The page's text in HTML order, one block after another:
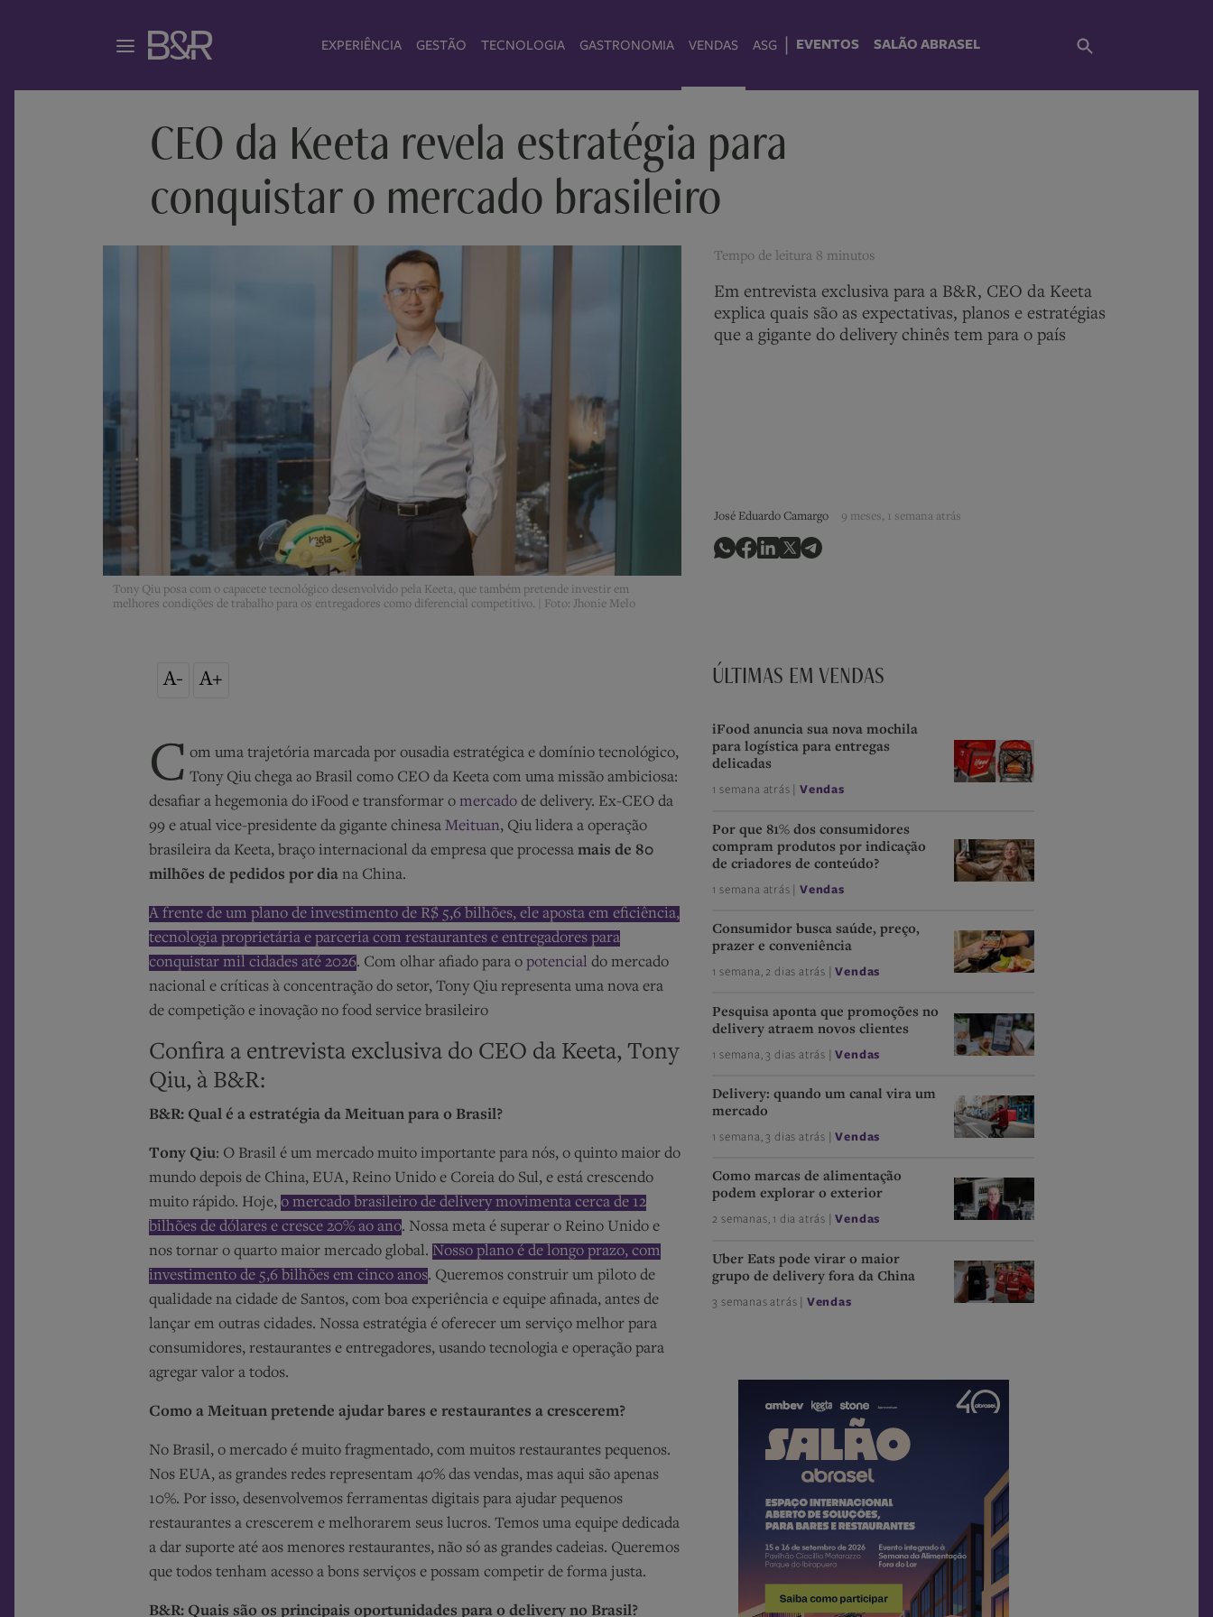
EXPERIÊNCIA GESTÃO TECNOLOGIA GASTRONOMIA VENDAS ASG | EVENTOS SALÃO ABRASEL
CEO da Keeta revela estratégia para
conquistar o mercado brasileiro
Tony Qiu posa com o capacete tecnológico desenvolvido pela Keeta, que também pretende investir em
melhores condições de trabalho para os entregadores como diferencial competitivo. | Foto: Jhonie Melo
Tempo de leitura 8 minutos
Em entrevista exclusiva para a B&R, CEO da Keeta
explica quais são as expectativas, planos e estratégias
que a gigante do delivery chinês tem para o país
José Eduardo Camargo 9 meses, 1 semana atrás
A- A+
C om uma trajetória marcada por ousadia estratégica e domínio tecnológico,
Tony Qiu chega ao Brasil como CEO da Keeta com uma missão ambiciosa:
desafiar a hegemonia do iFood e transformar o mercado de delivery. Ex-CEO da
99 e atual vice-presidente da gigante chinesa Meituan, Qiu lidera a operação
brasileira da Keeta, braço internacional da empresa que processa mais de 80
milhões de pedidos por dia na China.
À frente de um plano de investimento de R$ 5,6 bilhões, ele aposta em eficiência,
tecnologia proprietária e parceria com restaurantes e entregadores para
conquistar mil cidades até 2026. Com olhar afiado para o potencial do mercado
nacional e críticas à concentração do setor, Tony Qiu representa uma nova era
de competição e inovação no food service brasileiro
Confira a entrevista exclusiva do CEO da Keeta, Tony
Qiu, à B&R:
B&R: Qual é a estratégia da Meituan para o Brasil?
Tony Qiu: O Brasil é um mercado muito importante para nós, o quinto maior do
mundo depois de China, EUA, Reino Unido e Coreia do Sul, e está crescendo
muito rápido. Hoje, o mercado brasileiro de delivery movimenta cerca de 12
bilhões de dólares e cresce 20% ao ano. Nossa meta é superar o Reino Unido e
nos tornar o quarto maior mercado global. Nosso plano é de longo prazo, com
investimento de 5,6 bilhões em cinco anos. Queremos construir um piloto de
qualidade na cidade de Santos, com boa experiência e equipe afinada, antes de
lançar em outras cidades. Nossa estratégia é oferecer um serviço melhor para
consumidores, restaurantes e entregadores, usando tecnologia e operação para
agregar valor a todos.
Como a Meituan pretende ajudar bares e restaurantes a crescerem?
No Brasil, o mercado é muito fragmentado, com muitos restaurantes pequenos.
Nos EUA, as grandes redes representam 40% das vendas, mas aqui são apenas
10%. Por isso, desenvolvemos ferramentas digitais para ajudar pequenos
restaurantes a crescerem e melhorarem seus lucros. Temos uma equipe dedicada
a dar suporte até aos menores restaurantes, não só as grandes cadeias. Queremos
que todos tenham acesso a bons serviços e possam competir de forma justa.
B&R: Quais são os principais oportunidades para o delivery no Brasil?
ÚLTIMAS EM VENDAS
iFood anuncia sua nova mochila
para logística para entregas
delicadas
1 semana atrás | Vendas
Por que 81% dos consumidores
compram produtos por indicação
de criadores de conteúdo?
1 semana atrás | Vendas
Consumidor busca saúde, preço,
prazer e conveniência
1 semana, 2 dias atrás |Vendas
Pesquisa aponta que promoções no
delivery atraem novos clientes
1 semana, 3 dias atrás |Vendas
Delivery: quando um canal vira um
mercado
1 semana, 3 dias atrás |Vendas
Como marcas de alimentação
podem explorar o exterior
2 semanas, 1 dia atrás |Vendas
Uber Eats pode virar o maior
grupo de delivery fora da China
3 semanas atrás | Vendas